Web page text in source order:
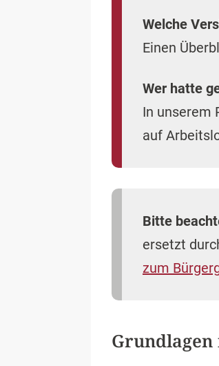
Welche
Einen
Wer hatte
In unserem
auf
Bitte
ersetzt
zum